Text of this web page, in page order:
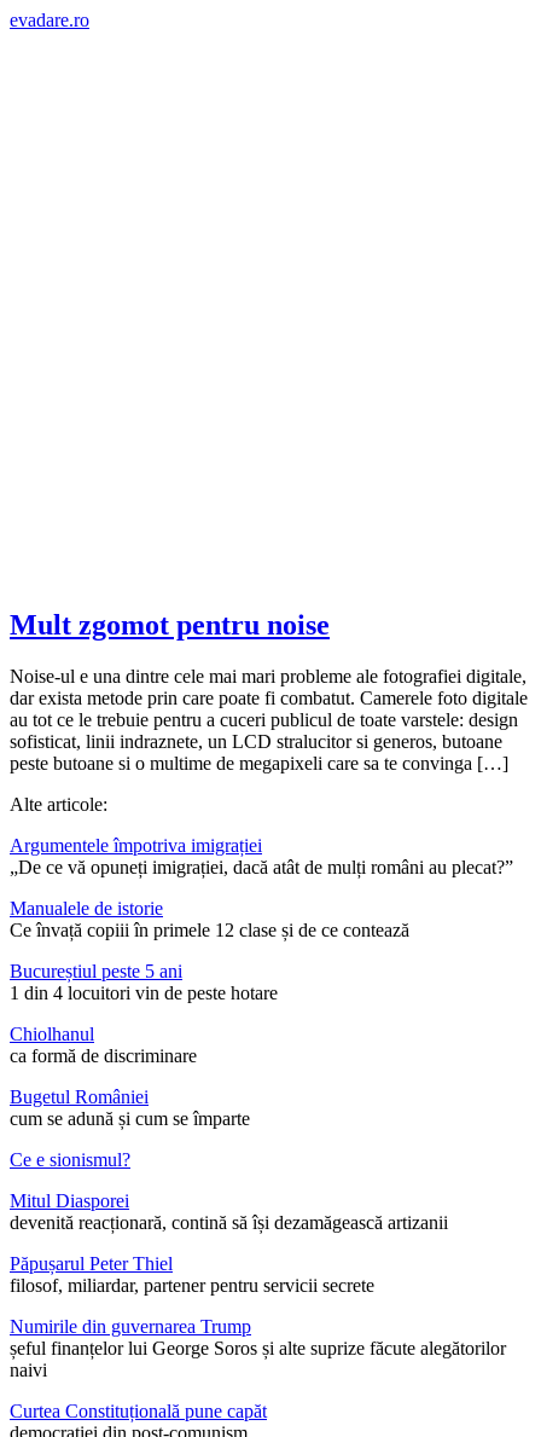
evadare.ro
Mult zgomot pentru noise
Noise-ul e una dintre cele mai mari probleme ale fotografiei digitale,
dar exista metode prin care poate fi combatut. Camerele foto digitale
au tot ce le trebuie pentru a cuceri publicul de toate varstele: design
sofisticat, linii indraznete, un LCD stralucitor si generos, butoane
peste butoane si o multime de megapixeli care sa te convinga […]
Alte articole:
Argumentele împotriva imigrației
„De ce vă opuneți imigrației, dacă atât de mulți români au plecat?”
Manualele de istorie
Ce învață copiii în primele 12 clase și de ce contează
Bucureștiul peste 5 ani
1 din 4 locuitori vin de peste hotare
Chiolhanul
ca formă de discriminare
Bugetul României
cum se adună și cum se împarte
Ce e sionismul?
Mitul Diasporei
devenită reacționară, contină să își dezamăgească artizanii
Păpușarul Peter Thiel
filosof, miliardar, partener pentru servicii secrete
Numirile din guvernarea Trump
șeful finanțelor lui George Soros și alte suprize făcute alegătorilor
naivi
Curtea Constituțională pune capăt
democrației din post-comunism